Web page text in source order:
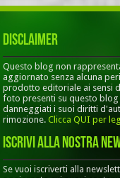
Disclaimer
Questo blog non
aggiornato senza alcuna
prodotto editoriale ai sensi
foto presenti su questo
danneggiati i suoi diritti
rimozione.Clicca QUI per
Iscrivi alla nostra
Se vuoi iscriverti alla